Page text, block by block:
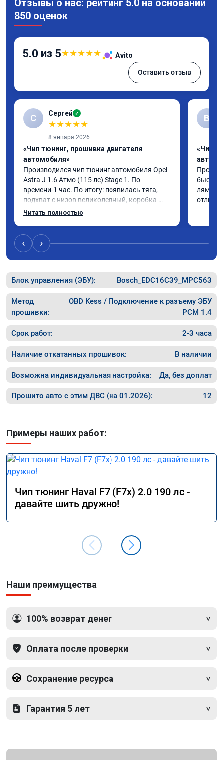
Отзывы о нас: рейтинг 5.0 на основании
850 оценок
5.0 из 5★★★★★ Avito
Оставить отзыв
С Сергей ✓
★★★★★
8 января 2026
«Чип тюнинг, прошивка двигателя
автомобиля»
Производился чип тюнинг автомобиля Opel
Astra J 1.6 Атмо (115 лс) Stage 1. По
времени-1 час. По итогу: появилась тяга,
подхват с низов великолепный, коробка
стала работать плавнее. На трассе быстрее
доволен как слон ))) Рекомендую
компанию!
Читать полностью
В
«Чип
быстро
лямбде
отлично
‹ ›
Блок управления (ЭБУ): Bosch_EDC16C39_MPC563
Метод
прошивки:
OBD Kess / Подключение к разъему ЭБУ
PCM 1.4
Срок работ: 2-3 часа
Наличие откатанных прошивок: В наличии
Возможна индивидуальная настройка: Да, без доплат
Прошито авто с этим ДВС (на 01.2026): 12
Примеры наших работ:
Чип тюнинг Haval F7 (F7x) 2.0 190 лс -
давайте шить дружно!
Наши преимущества
100% возврат денег
Оплата после проверки
Сохранение ресурса
Гарантия 5 лет